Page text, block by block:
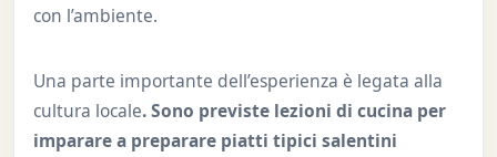
con l’ambiente.
Una parte importante dell’esperienza è legata alla
cultura locale. Sono previste lezioni di cucina per
imparare a preparare piatti tipici salentini